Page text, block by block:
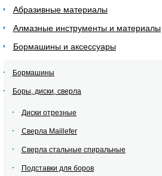
Абразивные материалы
Алмазные инструменты и материалы
Бормашины и аксессуары
Бормашины
Боры, диски, сверла
Диски отрезные
Сверла Maillefer
Сверла стальные спиральные
Подставки для боров